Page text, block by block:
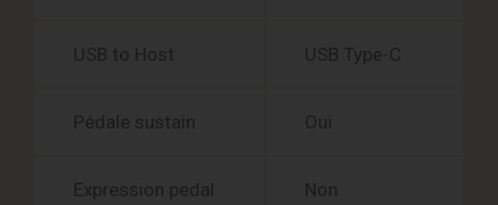
USB to Host USB Type-C
Pédale sustain Oui
Expression pedal Non